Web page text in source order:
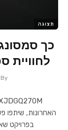
תצוגה
לחוויית
By
האחרונות, שיתפו
בפרויקט